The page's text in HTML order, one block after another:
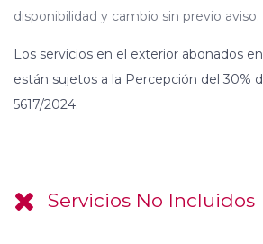
disponibilidad y cambio sin previo aviso.
Los servicios en el exterior abonados
están sujetos a la Percepción del 30%
5617/2024.
Servicios No Incluidos